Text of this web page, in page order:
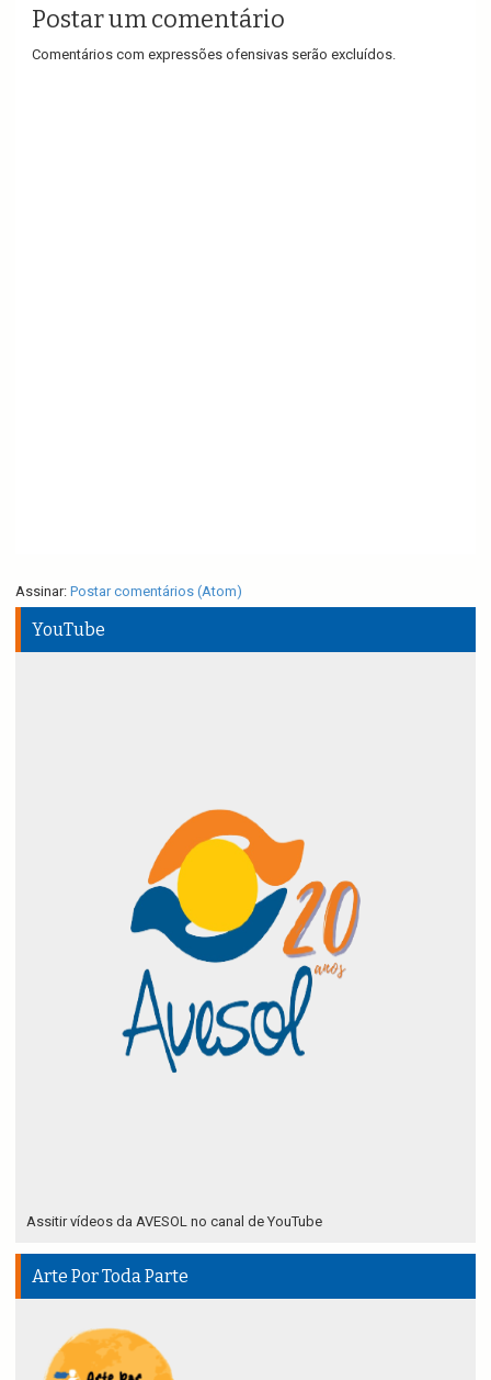
Postar um comentário
Comentários com expressões ofensivas serão excluídos.
Assinar: Postar comentários (Atom)
YouTube
Assitir vídeos da AVESOL no canal de YouTube
Arte Por Toda Parte